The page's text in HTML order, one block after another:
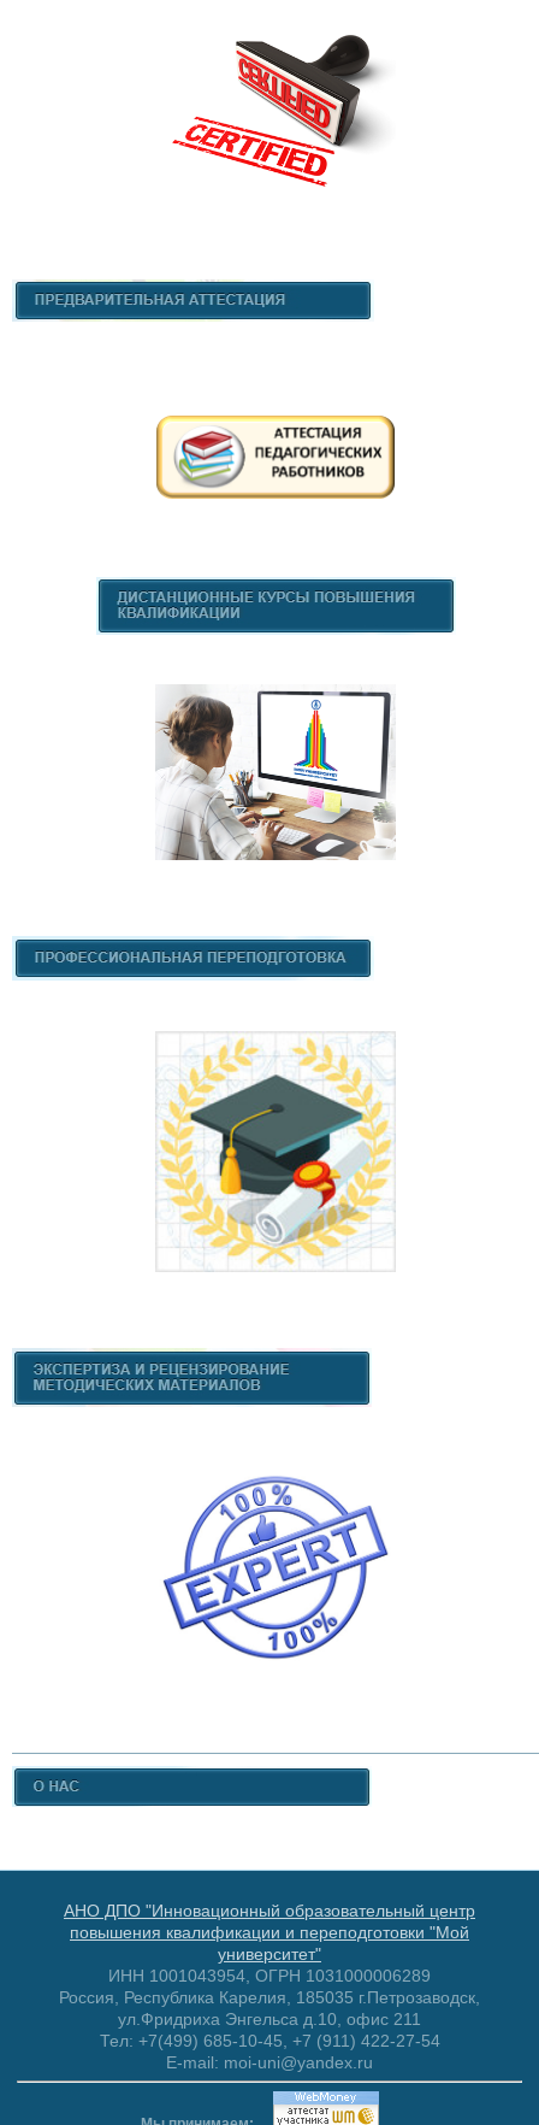
АНО ДПО "Инновационный образовательный центр
повышения квалификации и переподготовки "Мой
университет"
ИНН 1001043954, ОГРН 1031000006289
Россия, Республика Карелия, 185035 г.Петрозаводск,
ул.Фридриха Энгельса д.10, офис 211
Тел: +7(499) 685-10-45, +7 (911) 422-27-54
E-mail: moi-uni@yandex.ru